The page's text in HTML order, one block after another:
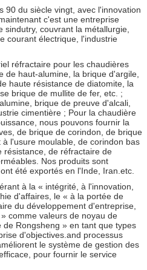
90 du siècle vingt, avec l'innovation
c'est une entreprise
sindutry, couvrant la métallurgie,
courant électrique, l'industrie
réfractaire pour les chaudières
de haut-alumine, la brique d'argile,
haute résistance de diatomite, la
brique de mullite de fer, etc. ;
brique de preuve d'alcali,
cimentière ; Pour la chaudière
nous pouvons fournir la
de brique de corindon, de brique
l'usure moulable, de corindon bas
résistance, de réfractaire de
Nos produits sont
été exportés en l'Inde, Iran.etc.
à la « intégrité, à l'innovation,
d'affaires, le « à la portée de
du développement d'entreprise,
comme valeurs de noyau de
Rongsheng » en tant que types
d'objectives.and processus
le système de gestion des
pour fournir le service